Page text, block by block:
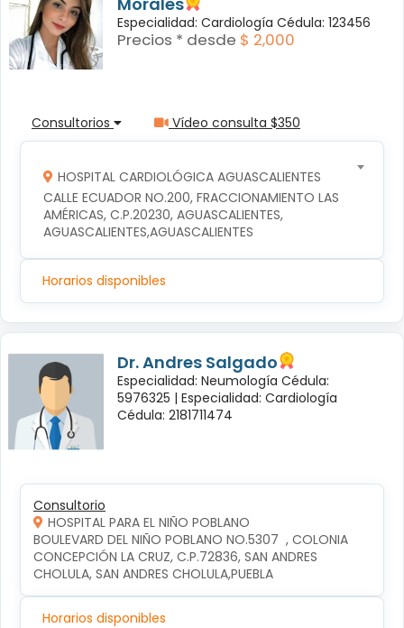
Especialidad: Cardiología Cédula: 123456
Precios * desde $ 2,000
Consultorios Vídeo consulta $350
HOSPITAL CARDIOLÓGICA AGUASCALIENTES
CALLE ECUADOR NO.200, FRACCIONAMIENTO LAS
AMÉRICAS, C.P.20230, AGUASCALIENTES,
AGUASCALIENTES,AGUASCALIENTES
Horarios disponibles
Dr. Andres Salgado
Especialidad: Neumología Cédula:
5976325 | Especialidad: Cardiología
Cédula: 2181711474
Consultorio
HOSPITAL PARA EL NIÑO POBLANO
BOULEVARD DEL NIÑO POBLANO NO.5307  , COLONIA
CONCEPCIÓN LA CRUZ, C.P.72836, SAN ANDRES
CHOLULA, SAN ANDRES CHOLULA,PUEBLA
Horarios disponibles